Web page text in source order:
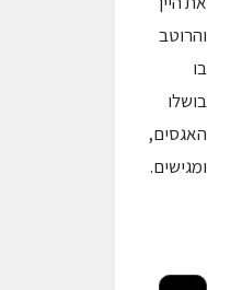
והרוטב
בו
בושלו
האגסים,
ומגישים.